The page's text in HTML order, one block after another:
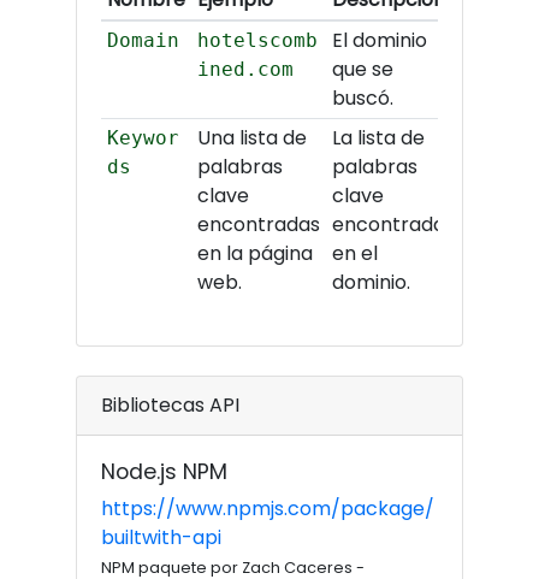
Domain
hotelscomb
ined.com
El dominio
que se
buscó.
Keywor
ds
Una lista de
palabras
clave
encontradas
en la página
web.
La lista de
palabras
clave
encontradas
en el
dominio.
Bibliotecas API
Node.js NPM
https://www.npmjs.com/package/
builtwith-api
NPM paquete por Zach Caceres -